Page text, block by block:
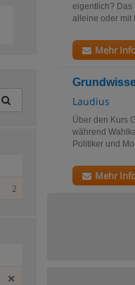
eigentlich? Das
alleine oder mit
Mehr
Laudius
Über den Kurs
während
Politiker und
Mehr
2